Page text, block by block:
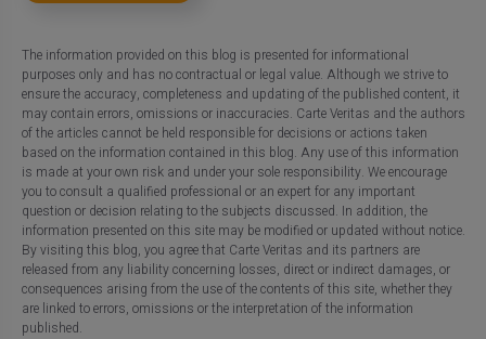
The information provided on this blog is presented for informational
purposes only and has no contractual or legal value. Although we strive to
ensure the accuracy, completeness and updating of the published content, it
may contain errors, omissions or inaccuracies. Carte Veritas and the authors
of the articles cannot be held responsible for decisions or actions taken
based on the information contained in this blog. Any use of this information
is made at your own risk and under your sole responsibility. We encourage
you to consult a qualified professional or an expert for any important
question or decision relating to the subjects discussed. In addition, the
information presented on this site may be modified or updated without notice.
By visiting this blog, you agree that Carte Veritas and its partners are
released from any liability concerning losses, direct or indirect damages, or
consequences arising from the use of the contents of this site, whether they
are linked to errors, omissions or the interpretation of the information
published.